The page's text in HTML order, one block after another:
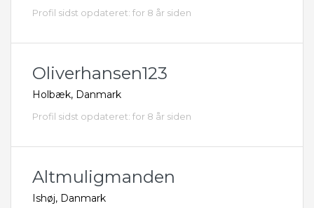
Profil sidst opdateret: for 8 år siden
Oliverhansen123
Holbæk, Danmark
Profil sidst opdateret: for 8 år siden
Altmuligmanden
Ishøj, Danmark